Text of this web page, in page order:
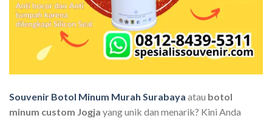
Souvenir Botol Minum Murah Surabaya atau botol
minum custom Jogja yang unik dan menarik? Kini Anda